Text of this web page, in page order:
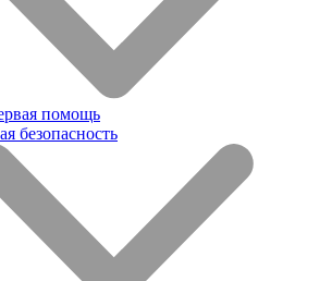
помощь
безопасность